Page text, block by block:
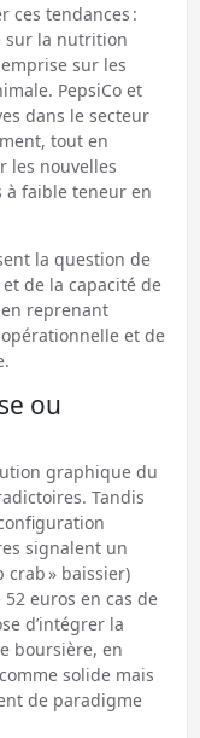
ces tendances :
sur la nutrition
sur les
PepsiCo et
dans le secteur
tout en
les nouvelles
à faible teneur en
la question de
de la capacité de
reprenant
et de
ou
graphique du
Tandis
signalent un
» baissier)
euros en cas de
d’intégrer la
boursière, en
solide mais
de paradigme